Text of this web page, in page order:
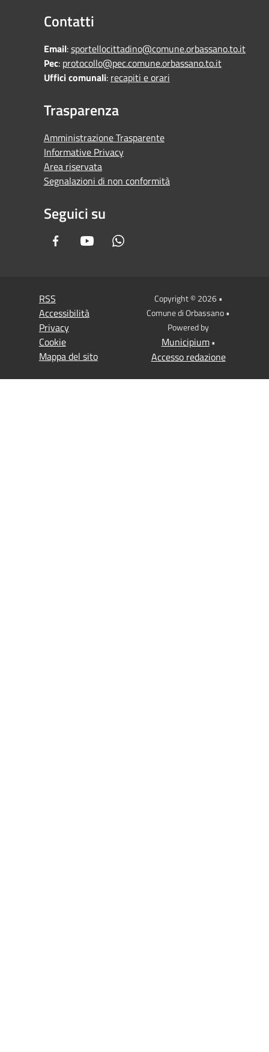
Contatti
Email:sportellocittadino@comune.orbassano.to.it
Pec: protocollo@pec.comune.orbassano.to.it
Uffici comunali: recapiti e orari
Trasparenza
Amministrazione Trasparente
Informative Privacy
Area riservata
Segnalazioni di non conformità
Seguici su
FacebookYoutube
RSS
Accessibilità
Privacy
Cookie
Mappa del sito
Copyright © 2026 •
Comune di Orbassano •
Powered by
Municipium•
Accesso redazione